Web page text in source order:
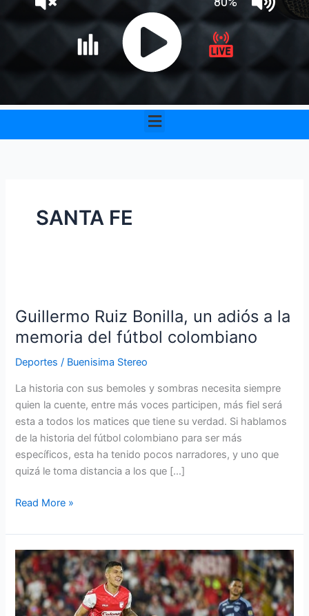
Menu
SANTA FE
Guillermo Ruiz Bonilla, un adiós a la
memoria del fútbol colombiano
Deportes / Buenisima Stereo
La historia con sus bemoles y sombras necesita siempre
quien la cuente, entre más voces participen, más fiel será
esta a todos los matices que tiene su verdad. Si hablamos
de la historia del fútbol colombiano para ser más
específicos, esta ha tenido pocos narradores, y uno que
quizá le toma distancia a los que […]
Bonilla,
un
a
la
memoria
del
fútbol
colombiano
Read More »
Junior
sufrió
su
tercera